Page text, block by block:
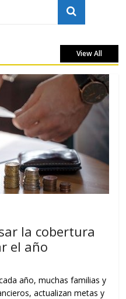
View All
la cobertura
el año
año, muchas familias y
actualizan metas y